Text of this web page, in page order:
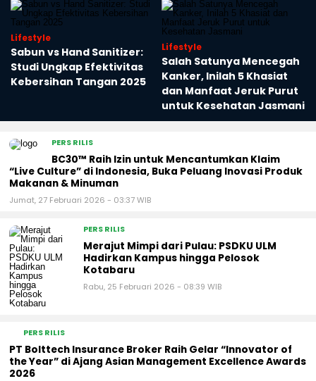
Lifestyle
Sabun vs Hand Sanitizer:
Studi Ungkap Efektivitas
Kebersihan Tangan 2025
Lifestyle
Salah Satunya Mencegah
Kanker, Inilah 5 Khasiat
dan Manfaat Jeruk Purut
untuk Kesehatan Jasmani
PERS RILIS
BC30™ Raih Izin untuk Mencantumkan Klaim
“Live Culture” di Indonesia, Buka Peluang Inovasi Produk
Makanan & Minuman
Jumat, 27 Februari 2026 - 03:37 WIB
PERS RILIS
Merajut Mimpi dari Pulau: PSDKU ULM
Hadirkan Kampus hingga Pelosok
Kotabaru
Rabu, 25 Februari 2026 - 08:39 WIB
PERS RILIS
PT Bolttech Insurance Broker Raih Gelar “Innovator of
the Year” di Ajang Asian Management Excellence Awards
2026